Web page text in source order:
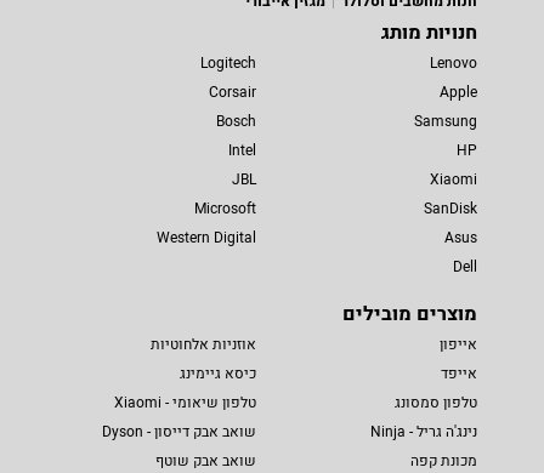
חנויות מותג
Lenovo
Apple
Samsung
HP
Xiaomi
SanDisk
Asus
Dell
Logitech
Corsair
Bosch
Intel
JBL
Microsoft
Western Digital
מוצרים מובילים
אייפון
אייפד
טלפון סמסונג
נינג'ה גריל - Ninja
מכונת קפה
אוזניות אלחוטיות
כיסא גיימינג
טלפון שיאומי - Xiaomi
שואב אבק דייסון - Dyson
שואב אבק שוטף